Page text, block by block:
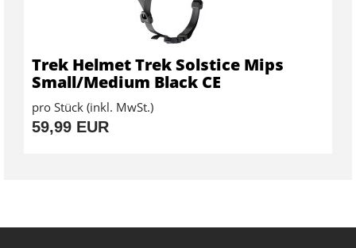
Trek Helmet Trek Solstice Mips
Small/Medium Black CE
pro Stück (inkl. MwSt.)
59,99 EUR